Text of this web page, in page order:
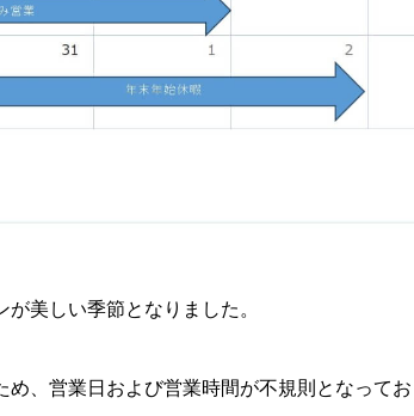
美しい季節となりました。
、営業日および営業時間が不規則となってお